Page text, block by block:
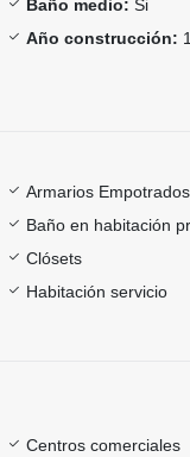
Baño medio: Si
Año construcción:
Armarios Empotrados
Baño en habitación
Clósets
Habitación servicio
Centros comerciales